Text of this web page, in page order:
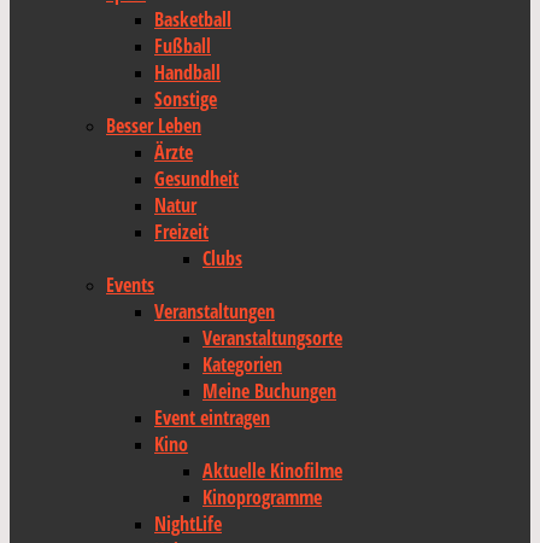
Basketball
Fußball
Handball
Sonstige
Besser Leben
Ärzte
Gesundheit
Natur
Freizeit
Clubs
Events
Veranstaltungen
Veranstaltungsorte
Kategorien
Meine Buchungen
Event eintragen
Kino
Aktuelle Kinofilme
Kinoprogramme
NightLife